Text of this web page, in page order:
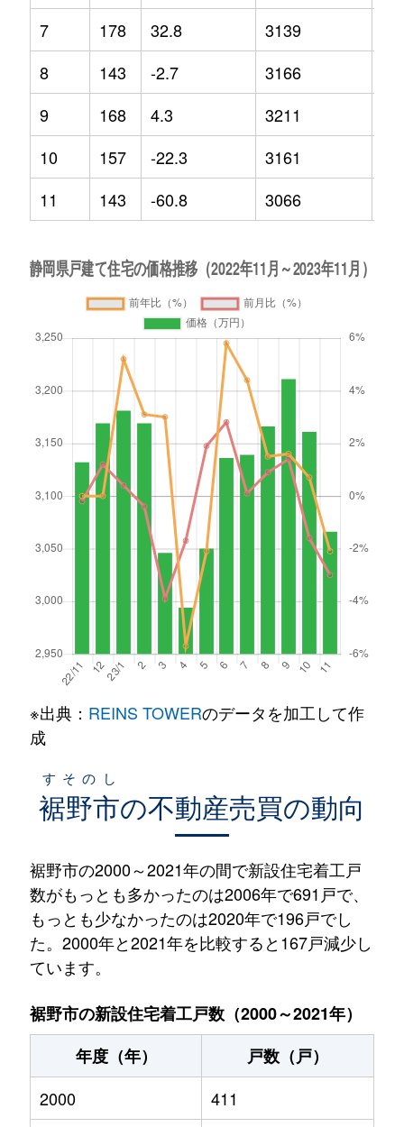
7
178 32.8 3139
8
143 -2.7 3166
9
168 4.3 3211
10
157 -22.3 3161
11
143 -60.8 3066
※出典： REINS TOWERのデータを加工して作
成
裾野市
すそのし
の不動産売買の動向
裾野市の2000～2021年の間で新設住宅着工戸
数がもっとも多かったのは2006年で691戸で、
もっとも少なかったのは2020年で196戸でし
た。2000年と2021年を比較すると167戸減少し
ています。
裾野市の新設住宅着工戸数（2000～2021年）
年度（年）
戸数（戸）
2000
411